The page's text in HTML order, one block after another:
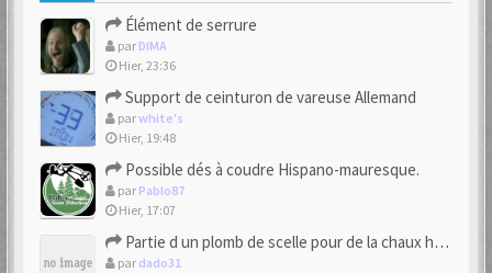
Élément de serrure
par DIMA
Hier, 23:36
Support de ceinturon de vareuse Allemand
parwhite's
Hier, 19:48
Possible dés à coudre Hispano-mauresque.
par Pablo87
Hier, 17:07
Partie d un plomb de scelle pour de la chaux hydraulique
par dado31